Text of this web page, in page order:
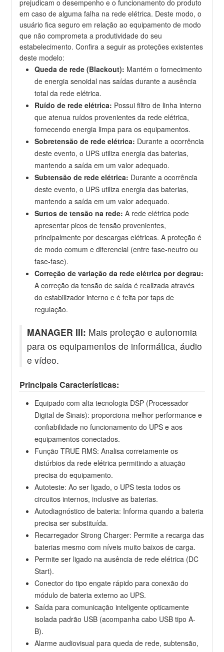
prejudicam o desempenho e o funcionamento do produto
em caso de alguma falha na rede elétrica. Deste modo, o
usuário fica seguro em relação ao equipamento de modo
que não comprometa a produtividade do seu
estabelecimento. Confira a seguir as proteções existentes
deste modelo:
Queda de rede (Blackout): Mantém o fornecimento
de energia senoidal nas saídas durante a ausência
total da rede elétrica.
Ruído de rede elétrica: Possui filtro de linha interno
que atenua ruídos provenientes da rede elétrica,
fornecendo energia limpa para os equipamentos.
Sobretensão de rede elétrica: Durante a ocorrência
deste evento, o UPS utiliza energia das baterias,
mantendo a saída em um valor adequado.
Subtensão de rede elétrica: Durante a ocorrência
deste evento, o UPS utiliza energia das baterias,
mantendo a saída em um valor adequado.
Surtos de tensão na rede: A rede elétrica pode
apresentar picos de tensão provenientes,
principalmente por descargas elétricas. A proteção é
de modo comum e diferencial (entre fase-neutro ou
fase-fase).
Correção de variação da rede elétrica por degrau:
A correção da tensão de saída é realizada através
do estabilizador interno e é feita por taps de
regulação.
MANAGER III: Mais proteção e autonomia
para os equipamentos de informática, áudio
e vídeo.
Principais Características:
Equipado com alta tecnologia DSP (Processador
Digital de Sinais): proporciona melhor performance e
confiabilidade no funcionamento do UPS e aos
equipamentos conectados.
Função TRUE RMS: Analisa corretamente os
distúrbios da rede elétrica permitindo a atuação
precisa do equipamento.
Autoteste: Ao ser ligado, o UPS testa todos os
circuitos internos, inclusive as baterias.
Autodiagnóstico de bateria: Informa quando a bateria
precisa ser substituída.
Recarregador Strong Charger: Permite a recarga das
baterias mesmo com níveis muito baixos de carga.
Permite ser ligado na ausência de rede elétrica (DC
Start).
Conector do tipo engate rápido para conexão do
módulo de bateria externo ao UPS.
Saída para comunicação inteligente opticamente
isolada padrão USB (acompanha cabo USB tipo A-
B).
Alarme audiovisual para queda de rede, subtensão,